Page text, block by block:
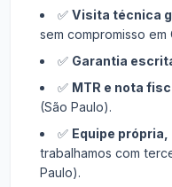
✅ Visita técnica
sem compromisso em
✅ Garantia
✅ MTR e nota
(São Paulo).
✅ Equipe
trabalhamos com
Paulo).